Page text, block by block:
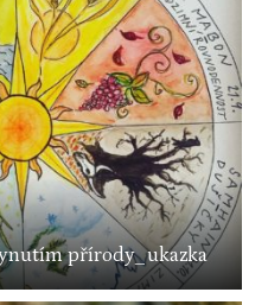
přírody_ukazka